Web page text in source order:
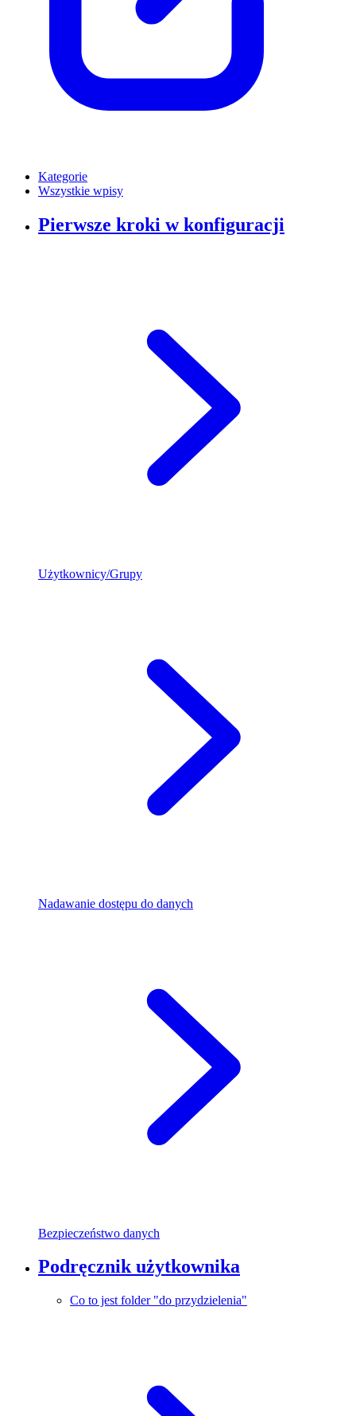
Kategorie
Wszystkie wpisy
Pierwsze kroki w konfiguracji
Użytkownicy/Grupy
Nadawanie dostępu do danych
Bezpieczeństwo danych
Podręcznik użytkownika
Co to jest folder "do przydzielenia"